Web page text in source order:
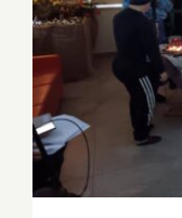
KONTAKT